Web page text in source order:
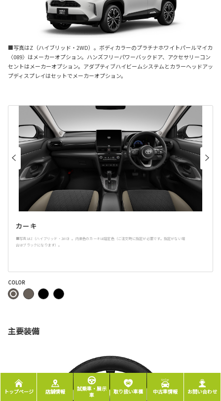
■写真はZ（ハイブリッド・2WD）。ボディカラーのプラチナホワイトパールマイカ
〈089〉はメーカーオプション。ハンズフリーパワーバックドア、アクセサリーコン
セントはメーカーオプション。アダプティブハイビームシステムとカラーヘッドアッ
プディスプレイはセットでメーカーオプション。
カーキ
■写真はZ（ハイブリッド・2WD）。内装色のカーキは設定色（ご注文時に指定が必要です。指定がない場
合はブラックになります）。
COLOR
主要装備
トップページ 店舗情報
試乗車・展示
車
取り扱い車種 中古車情報 お問い合わせ